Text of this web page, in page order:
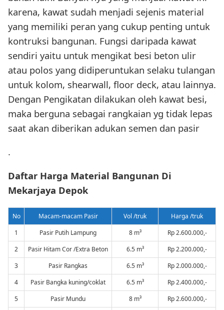
karena, kawat sudah menjadi sejenis material
yang memiliki peran yang cukup penting untuk
kontruksi bangunan. Fungsi daripada kawat
sendiri yaitu untuk mengikat besi beton ulir
atau polos yang didiperuntukan selaku tulangan
untuk kolom, shearwall, floor deck, atau lainnya.
Dengan Pengikatan dilakukan oleh kawat besi,
maka berguna sebagai rangkaian yg tidak lepas
saat akan diberikan adukan semen dan pasir
.
Daftar Harga Material Bangunan Di
Mekarjaya Depok
No Macam-macam Pasir Vol /truk
Harga /truk
1
Pasir Putih Lampung 8 m³
Rp 2.600.000,-
2
Pasir Hitam Cor /Extra Beton 6.5 m³
Rp 2.200.000,-
3
Pasir Rangkas 6.5 m³
Rp 2.000.000,-
4
Pasir Bangka kuning/coklat 6.5 m³
Rp 2.400.000,-
5
Pasir Mundu 8 m³
Rp 2.600.000,-